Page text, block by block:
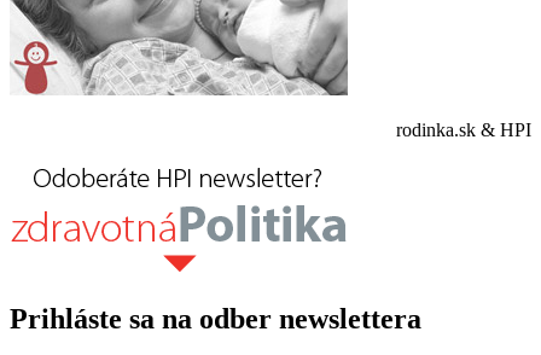
rodinka.sk & HPI
Prihláste sa na odber newslettera